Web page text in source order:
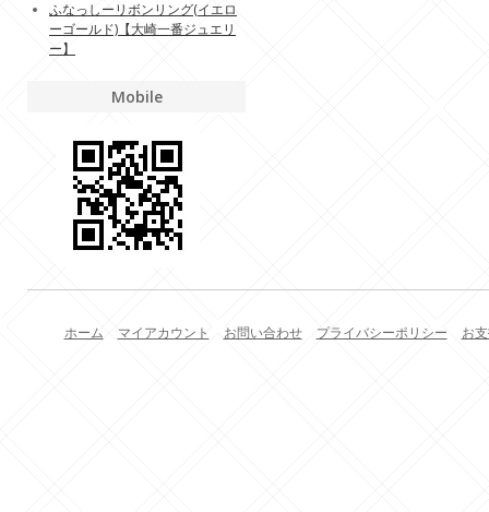
ふなっしーリボンリング(イエロ
ーゴールド)【大崎一番ジュエリ
ー】
Mobile
ホーム マイアカウント お問い合わせ プライバシーポリシー お